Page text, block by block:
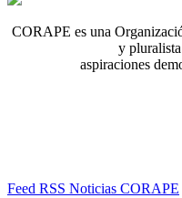
CORAPE es una
y
aspiraciones
Feed RSS Noticias CORAPE